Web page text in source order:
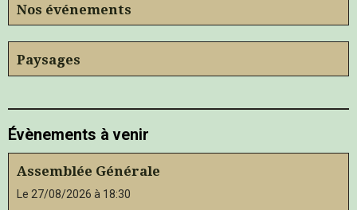
Nos événements
Paysages
Évènements à venir
Assemblée Générale
Le 27/08/2026 à 18:30